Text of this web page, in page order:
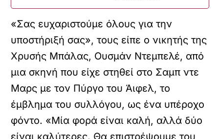
«Σας ευχαριστούμε όλους για την
υποστήριξή σας», τους είπε ο νικητής της
Χρυσής Μπάλας, Ουσμάν Ντεμπελέ, από
μια σκηνή που είχε στηθεί στο Σαμπ ντε
Μαρς με τον Πύργο του Άιφελ, το
έμβλημα του συλλόγου, ως ένα υπέροχο
φόντο. «Μία φορά είναι καλή, αλλά δύο
είναι καλύτερες. Θα επιστρέψουμε του